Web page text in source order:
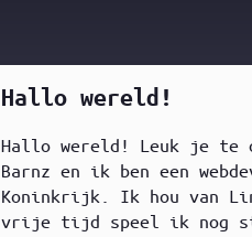
Hallo wereld!
Hallo wereld! Leuk je te
Barnz en ik ben een
Koninkrijk. Ik hou van
vrije tijd speel ik nog